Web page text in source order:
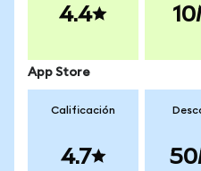
4.4
App Store
Calificación
4.7